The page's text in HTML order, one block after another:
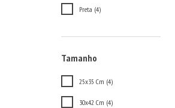
Preta (4)
Tamanho
25x35 Cm (4)
30x42 Cm (4)